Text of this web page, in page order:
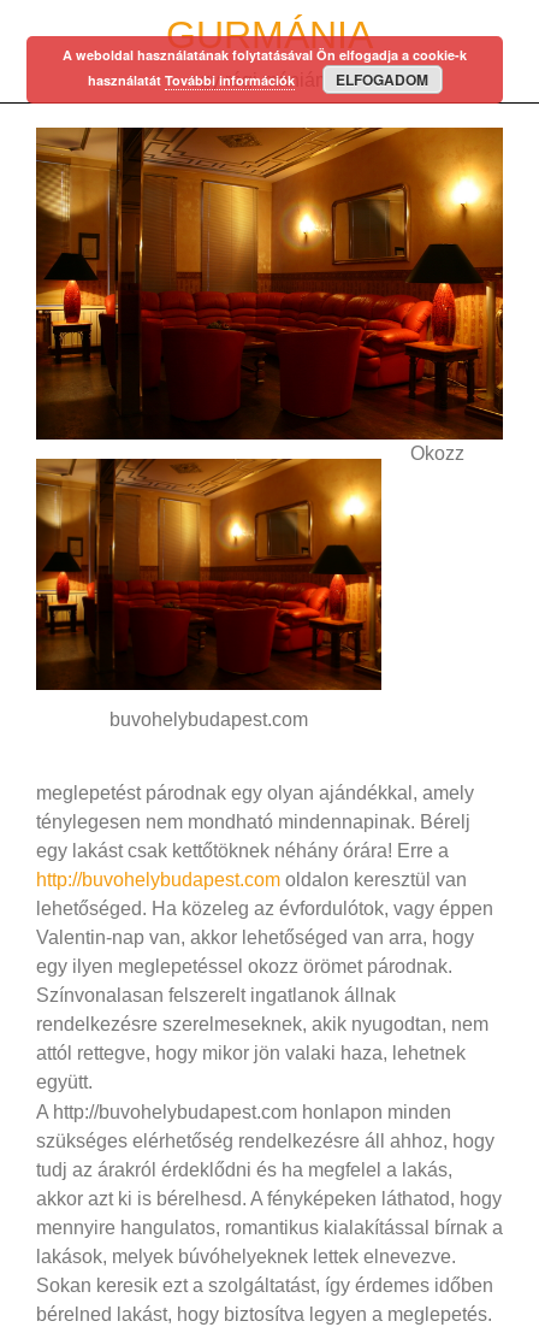
GURMÁNIA
egy régi mániám…
buvohelybudapest.com
Okozz
meglepetést párodnak egy olyan ajándékkal, amely
ténylegesen nem mondható mindennapinak. Bérelj
egy lakást csak kettőtöknek néhány órára! Erre a
http://buvohelybudapest.com oldalon keresztül van
lehetőséged. Ha közeleg az évfordulótok, vagy éppen
Valentin-nap van, akkor lehetőséged van arra, hogy
egy ilyen meglepetéssel okozz örömet párodnak.
Színvonalasan felszerelt ingatlanok állnak
rendelkezésre szerelmeseknek, akik nyugodtan, nem
attól rettegve, hogy mikor jön valaki haza, lehetnek
együtt.
A http://buvohelybudapest.com honlapon minden
szükséges elérhetőség rendelkezésre áll ahhoz, hogy
tudj az árakról érdeklődni és ha megfelel a lakás,
akkor azt ki is bérelhesd. A fényképeken láthatod, hogy
mennyire hangulatos, romantikus kialakítással bírnak a
lakások, melyek búvóhelyeknek lettek elnevezve.
Sokan keresik ezt a szolgáltatást, így érdemes időben
bérelned lakást, hogy biztosítva legyen a meglepetés.
A weboldal használatának folytatásával Ön elfogadja a cookie-k
használatát További információk ELFOGADOM